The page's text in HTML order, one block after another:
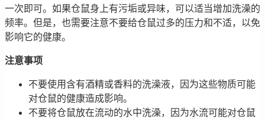
一次即可。如果仓鼠身上有污垢或异味，可以适当增加洗澡的
频率。但是，也需要注意不要给仓鼠过多的压力和不适，以免
影响它的健康。
注意事项
不要使用含有酒精或香料的洗澡液，因为这些物质可能
对仓鼠的健康造成影响。
不要将仓鼠放在流动的水中洗澡，因为水流可能对仓鼠